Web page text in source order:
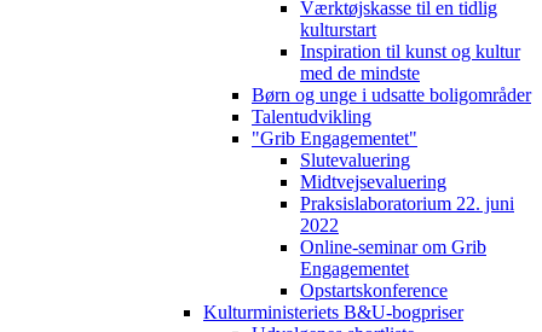
Værktøjskasse til en tidlig
kulturstart
Inspiration til kunst og kultur
med de mindste
Børn og unge i udsatte boligområder
Talentudvikling
"Grib Engagementet"
Slutevaluering
Midtvejsevaluering
Praksislaboratorium 22. juni
2022
Online-seminar om Grib
Engagementet
Opstartskonference
Kulturministeriets B&U-bogpriser